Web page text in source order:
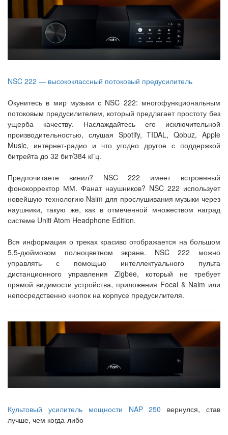
NSC 222 — высококлассный потоковый предусилитель
Окунитесь в мир музыки с NSC 222: многофункциональным
потоковым предусилителем, который предлагает простоту без
ущерба качеству. Наслаждайтесь его исключительной
производительностью, слушая Spotify, TIDAL, Qobuz, Apple
Music, интернет-радио и что угодно другое с поддержкой
битрейта до 32 бит/384 кГц.
Предпочитаете винил? NSC 222 имеет встроенный
фонокорректор ММ. Фанат наушников? NSC 222 использует
новейшую технологию Naim для прослушивания музыки через
наушники, такую же, как в отмеченной множеством наград
системе Uniti Atom Headphone Edition.
Вся информация о треках красиво отображается на большом
5,5-дюймовом полноцветном экране. NSC 222 можно
управлять с помощью интеллектуального пульта
дистанционного управления Zigbee, который не требует
прямой видимости устройства, приложения Focal & Naim или
непосредственно кнопок на корпусе предусилителя.
Культовый усилитель мощности NAP 250 вернулся, став
лучше, чем когда-либо